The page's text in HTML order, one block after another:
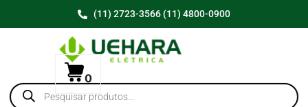
(11) 2723-3566 (11) 4800-0900
0